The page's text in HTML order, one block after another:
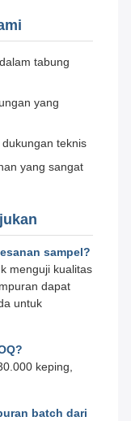
tabung
yang
teknis
yang sangat
sampel?
menguji kualitas
dapat
untuk
keping,
batch dari